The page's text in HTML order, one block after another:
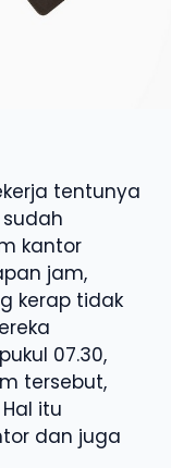
tentunya
kantor
jam,
kerap tidak
07.30,
tersebut,
itu
dan juga